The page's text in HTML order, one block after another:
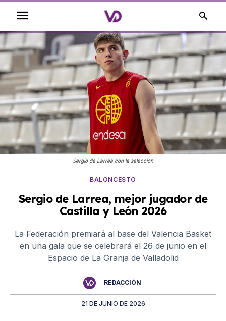
Sergio de Larrea con la selección
BALONCESTO
Sergio de Larrea, mejor jugador de
Castilla y León 2026
La Federación premiará al base del Valencia Basket
en una gala que se celebrará el 26 de junio en el
Espacio de La Granja de Valladolid
REDACCIÓN
21 DE JUNIO DE 2026